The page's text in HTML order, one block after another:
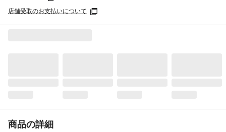
店舗受取のお支払いについて
商品の詳細